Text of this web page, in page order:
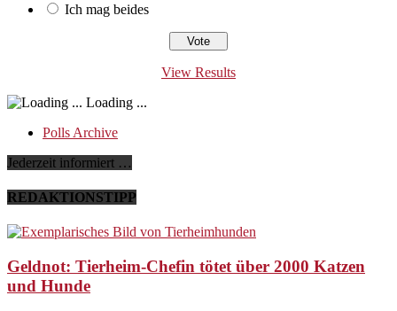
Ich mag beides
View Results
Loading ...
Polls Archive
Jederzeit informiert …
REDAKTIONSTIPP
Geldnot: Tierheim-Chefin tötet über 2000 Katzen
und Hunde